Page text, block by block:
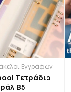
Εγγράφων
Τετράδιο
Β5